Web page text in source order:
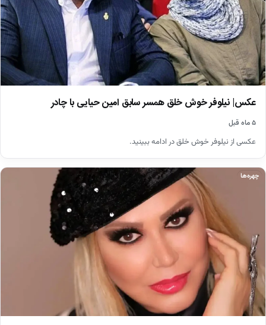
عکس| نیلوفر خوش خلق همسر سابق امین حیایی با چادر
۵ ماه قبل
عکسی از نیلوفر خوش خلق در ادامه ببینید.
چهره‌ها